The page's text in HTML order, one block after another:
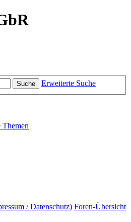
Suche Erweiterte Suche
Themen
/ Datenschutz) Foren-Übersicht